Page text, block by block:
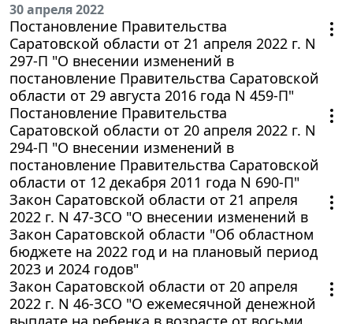
30 апреля 2022
Постановление Правительства
Саратовской области от 21 апреля 2022 г. N
297-П "О внесении изменений в
постановление Правительства Саратовской
области от 29 августа 2016 года N 459-П"
Постановление Правительства
Саратовской области от 20 апреля 2022 г. N
294-П "О внесении изменений в
постановление Правительства Саратовской
области от 12 декабря 2011 года N 690-П"
Закон Саратовской области от 21 апреля
2022 г. N 47-ЗСО "О внесении изменений в
Закон Саратовской области "Об областном
бюджете на 2022 год и на плановый период
2023 и 2024 годов"
Закон Саратовской области от 20 апреля
2022 г. N 46-ЗСО "О ежемесячной денежной